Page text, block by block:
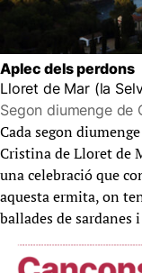
Aplec dels perdons
Lloret de Mar (la
Segon diumenge de
Cada segon
Cristina de Lloret de
una celebració que
aquesta ermita, on
ballades de sardanes